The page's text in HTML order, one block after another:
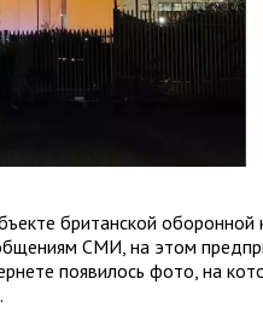
британской оборонной
СМИ, на этом
появилось фото, на